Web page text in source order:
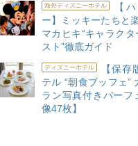
海外ディズニーホテル
【
ー】ミッキーたちと
マカヒキ“キャラク
スト”徹底ガイド
ディズニーホテル
【保存
テル “朝食ブッフェ”
ラン写真付きパーフ
像47枚】